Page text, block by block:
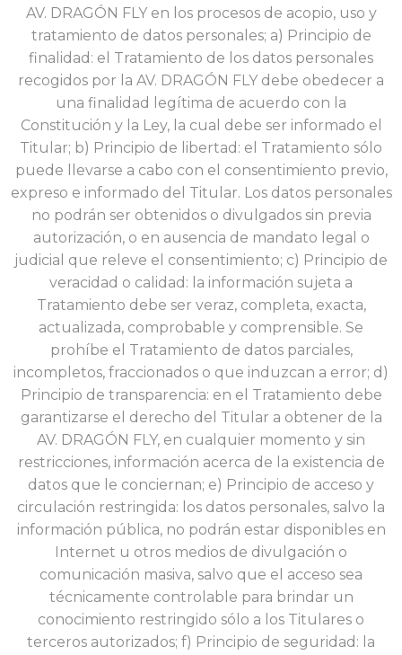
AV. DRAGÓN FLY en los procesos de acopio, uso y
tratamiento de datos personales; a) Principio de
finalidad: el Tratamiento de los datos personales
recogidos por la AV. DRAGÓN FLY debe obedecer a
una finalidad legítima de acuerdo con la
Constitución y la Ley, la cual debe ser informado el
Titular; b) Principio de libertad: el Tratamiento sólo
puede llevarse a cabo con el consentimiento previo,
expreso e informado del Titular. Los datos personales
no podrán ser obtenidos o divulgados sin previa
autorización, o en ausencia de mandato legal o
judicial que releve el consentimiento; c) Principio de
veracidad o calidad: la información sujeta a
Tratamiento debe ser veraz, completa, exacta,
actualizada, comprobable y comprensible. Se
prohíbe el Tratamiento de datos parciales,
incompletos, fraccionados o que induzcan a error; d)
Principio de transparencia: en el Tratamiento debe
garantizarse el derecho del Titular a obtener de la
AV. DRAGÓN FLY, en cualquier momento y sin
restricciones, información acerca de la existencia de
datos que le conciernan; e) Principio de acceso y
circulación restringida: los datos personales, salvo la
información pública, no podrán estar disponibles en
Internet u otros medios de divulgación o
comunicación masiva, salvo que el acceso sea
técnicamente controlable para brindar un
conocimiento restringido sólo a los Titulares o
terceros autorizados; f) Principio de seguridad: la